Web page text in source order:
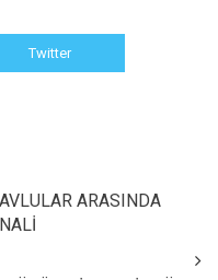
Twitter
ARASINDA